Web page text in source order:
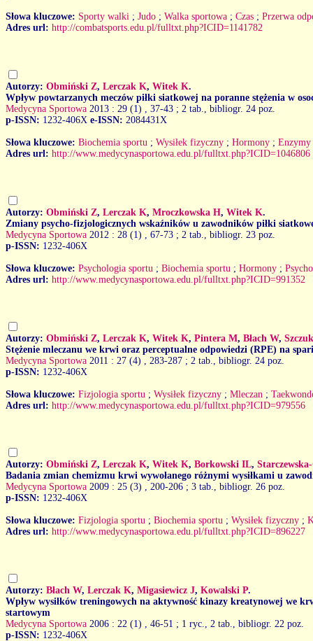
Słowa kluczowe: Sporty walki ; Judo ; Walka sportowa ; Czas ; Przerwa
Adres url: http://combatsports.edu.pl/fulltxt.php?ICID=1141782
Autorzy: Obmiński Z, Lerczak K, Witek K.
Wpływ powtarzanych meczów piłki siatkowej na poranne stężenia w
Medycyna Sportowa 2013 : 29 (1)
, 37-43 ; 2 tab., bibliogr. 24 poz.
p-ISSN: 1232-406X e-ISSN: 2084431X
Słowa kluczowe: Biochemia sportu ; Wysiłek fizyczny ; Hormony ; Enzymy
Adres url: http://www.medycynasportowa.edu.pl/fulltxt.php?ICID=1046806
Autorzy: Obmiński Z, Lerczak K, Mroczkowska H, Witek K.
Zmiany psycho-fizjologicznych wskaźników u zawodników piłki
Medycyna Sportowa 2012 : 28 (1)
, 67-73 ; 2 tab., bibliogr. 23 poz.
p-ISSN: 1232-406X
Słowa kluczowe: Psychologia sportu ; Biochemia sportu ; Hormony ;
Adres url: http://www.medycynasportowa.edu.pl/fulltxt.php?ICID=991352
Autorzy: Obmiński Z, Lerczak K, Witek K, Pintera M, Błach W,
Stężenie mleczanu we krwi oraz perceptualne odpowiedzi (RPE) na
Medycyna Sportowa 2011 : 27 (4)
, 283-287 ; 2 tab., bibliogr. 24 poz.
p-ISSN: 1232-406X
Słowa kluczowe: Fizjologia sportu ; Wysiłek fizyczny ; Mleczan ;
Adres url: http://www.medycynasportowa.edu.pl/fulltxt.php?ICID=979556
Autorzy: Obmiński Z, Lerczak K, Witek K, Borkowski IL,
Badania zmian chemizmu krwi wywołanego różnymi wysiłkami u
Medycyna Sportowa 2009 : 25 (3)
, 200-206 ; 3 tab., bibliogr. 26 poz.
p-ISSN: 1232-406X
Słowa kluczowe: Fizjologia sportu ; Biochemia sportu ; Wysiłek fizyczny ;
Adres url: http://www.medycynasportowa.edu.pl/fulltxt.php?ICID=896227
Autorzy: Błach W, Lerczak K, Migasiewicz J, Kowalski P.
Wpływ wysiłków treningowych na aktywność kinazy kreatynowej we
startowym
Medycyna Sportowa 2006 : 22 (1)
, 46-51 ; 1 ryc., 2 tab., bibliogr. 22 poz.
p-ISSN: 1232-406X